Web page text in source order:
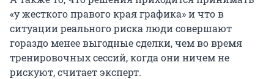
«у жесткого правого края графика» и что в
ситуации реального риска люди совершают
гораздо менее выгодные сделки, чем во время
тренировочных сессий, когда они ничем не
рискуют, считает эксперт.